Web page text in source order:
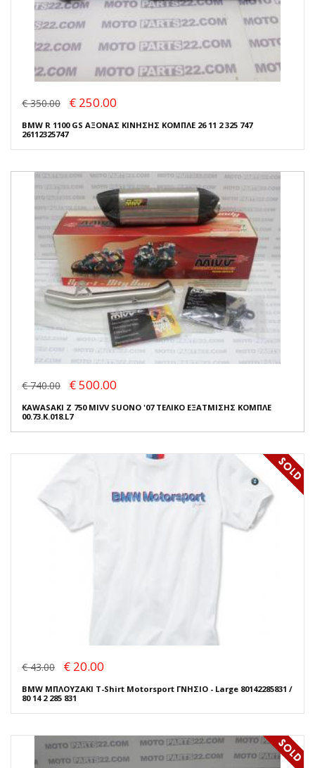
€ 350.00 € 250.00
BMW R 1100 GS ΑΞΟΝΑΣ ΚΙΝΗΣΗΣ ΚΟΜΠΛΕ 26 11 2 325 747
26112325747
€ 740.00 € 500.00
KAWASAKI Z 750 MIVV SUONO '07 ΤΕΛΙΚΟ ΕΞΑΤΜΙΣΗΣ ΚΟΜΠΛΕ
00.73.K.018.L7
€ 43.00 € 20.00
BMW ΜΠΛΟΥΖΑΚΙ T-Shirt Motorsport ΓΝΗΣΙΟ - Large 80142285831 /
80 14 2 285 831